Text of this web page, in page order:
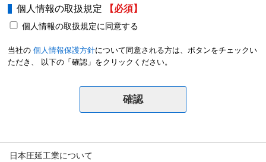
個人情報の取扱規定 【必須】
個人情報の取扱規定に同意する
当社の個人情報保護方針について同意される方は、ボタンをチェックい
ただき、 以下の「確認」をクリックください。
日本圧延工業について